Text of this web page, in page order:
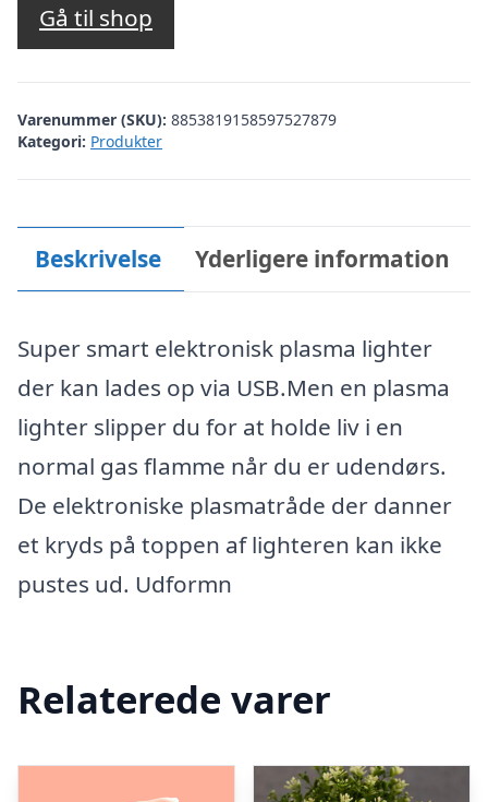
Gå til shop
Varenummer (SKU): 8853819158597527879
Kategori: Produkter
Beskrivelse Yderligere information
Super smart elektronisk plasma lighter
der kan lades op via USB.Men en plasma
lighter slipper du for at holde liv i en
normal gas flamme når du er udendørs.
De elektroniske plasmatråde der danner
et kryds på toppen af lighteren kan ikke
pustes ud. Udformn
Relaterede varer